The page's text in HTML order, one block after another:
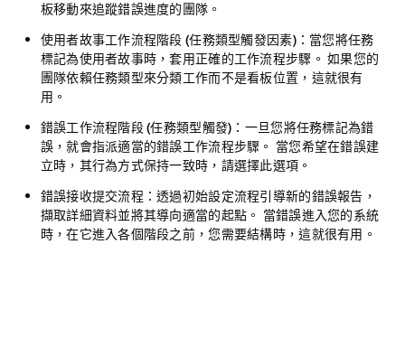
板移動來追蹤錯誤進度的團隊。
使用者故事工作流程階段 (任務類型觸發因素)： 當您將任務
標記為使用者故事時，套用正確的工作流程步驟。 如果您的
團隊依賴任務類型來分類工作而不是看板位置，這就很有
用。
錯誤工作流程階段 (任務類型觸發)： 一旦您將任務標記為錯
誤，就會指派適當的錯誤工作流程步驟。 當您希望在錯誤建
立時，其行為方式保持一致時，請選擇此選項。
錯誤接收提交流程：透過初始設定流程引導新的錯誤報告，
擷取詳細資料並將其導向適當的起點。 當錯誤進入您的系統
時，在它進入各個階段之前，您需要結構時，這就很有用。